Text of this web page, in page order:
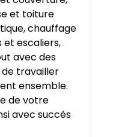
et toiture
chauffage
et escaliers,
avec des
de travailler
ensemble.
de votre
avec succès